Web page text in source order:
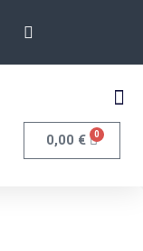
0,00 € 0